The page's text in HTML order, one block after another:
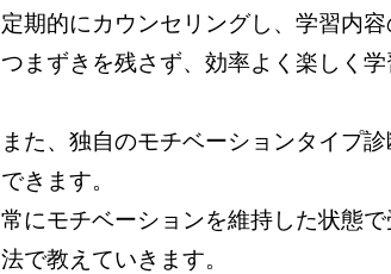
定期的にカウンセリングし、学習内
つまずきを残さず、効率よく楽しく学
また、独自のモチベーションタイプ
できます。
常にモチベーションを維持した状態
法で教えていきます。